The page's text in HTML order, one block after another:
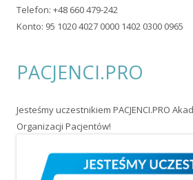
Telefon: +48 660 479-242
Konto: 95 1020 4027 0000 1402 0300 0965
PACJENCI.PRO
Jesteśmy uczestnikiem PACJENCI.PRO
Organizacji Pacjentów!